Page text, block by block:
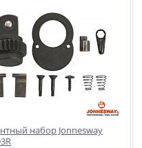
набор Jonnesway